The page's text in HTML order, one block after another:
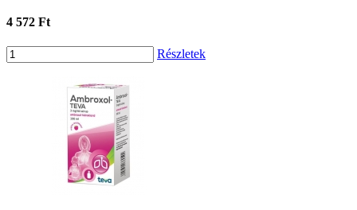
4 572 Ft
Részletek